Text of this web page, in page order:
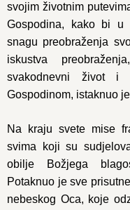
svojim životnim
Gospodina, kako bi
snagu preobraženja
iskustva
svakodnevni život
Gospodinom, istaknuo
Na kraju svete mise
svima koji su
obilje Božjega
Potaknuo je sve
nebeskog Oca, koje